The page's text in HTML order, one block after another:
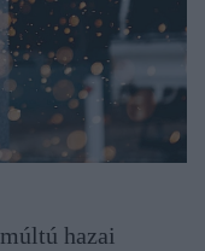
hazai